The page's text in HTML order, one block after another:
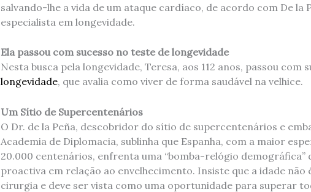
salvando-lhe a vida de um ataque cardíaco, de acordo com De la
especialista em longevidade.
Ela passou com sucesso no teste de longevidade
Nesta busca pela longevidade, Teresa, aos 112 anos, passou com
longevidade, que avalia como viver de forma saudável na velhice.
Um Sítio de Supercentenários
O Dr. de la Peña, descobridor do sítio de supercentenários e
Academia de Diplomacia, sublinha que Espanha, com a maior
20.000 centenários, enfrenta uma “bomba-relógio demográfica”
proactiva em relação ao envelhecimento. Insiste que a idade não
cirurgia e deve ser vista como uma oportunidade para superar